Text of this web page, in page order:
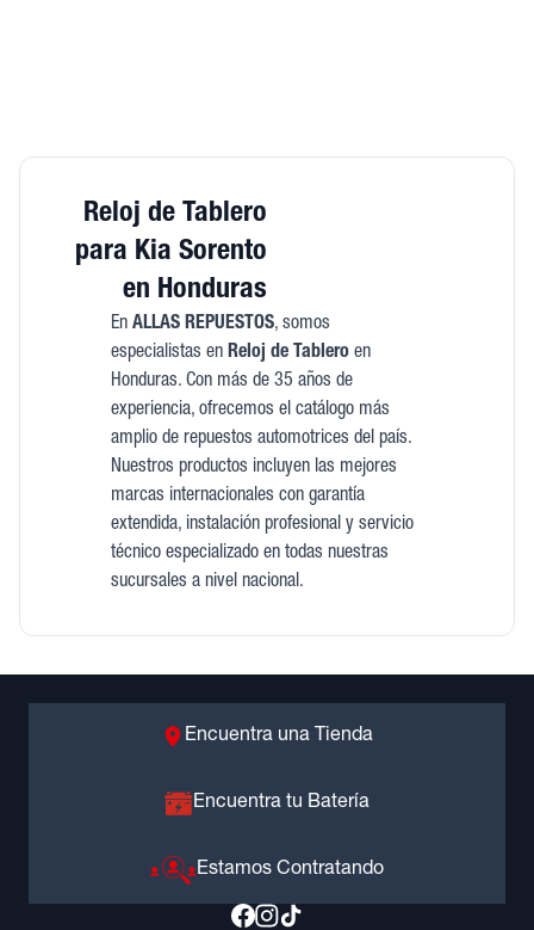
Reloj de Tablero
para Kia Sorento
en Honduras
En ALLAS REPUESTOS, somos
especialistas en Reloj de Tableroen
Honduras. Con más de 35 años de
experiencia, ofrecemos el catálogo más
amplio de repuestos automotrices del país.
Nuestros productos incluyen las mejores
marcas internacionales con garantía
extendida, instalación profesional y servicio
técnico especializado en todas nuestras
sucursales a nivel nacional.
Encuentra una Tienda
Encuentra tu Batería
Estamos Contratando